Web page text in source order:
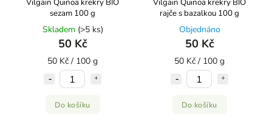
Vilgain Quinoa krekry BIO
sezam 100 g
Skladem (>5 ks)
50 Kč
50 Kč / 100 g
Do košíku
Vilgain Quinoa krekry BIO
rajče s bazalkou 100 g
Objednáno
50 Kč
50 Kč / 100 g
Do košíku